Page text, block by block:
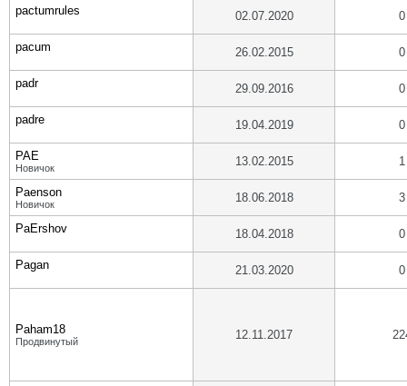
pactumrules 02.07.2020 0
pacum 26.02.2015 0
padr 29.09.2016 0
padre 19.04.2019 0
PAE
Новичок 13.02.2015 1
Paenson
Новичок 18.06.2018 3
PaErshov 18.04.2018 0
Pagan 21.03.2020 0
Paham18
Продвинутый 12.11.2017